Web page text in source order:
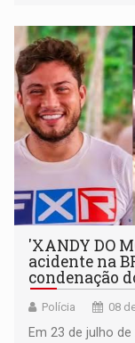
'XANDY DO
acidente na
condenação
Polícia 08
Em 23 de julho